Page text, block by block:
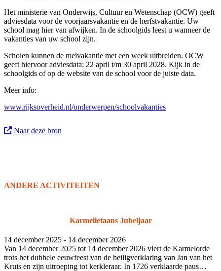
Het ministerie van Onderwijs, Cultuur en Wetenschap (OCW) geeft
adviesdata voor de voorjaarsvakantie en de herfstvakantie. Uw
school mag hier van afwijken. In de schoolgids leest u wanneer de
vakanties van uw school zijn.
Scholen kunnen de meivakantie met een week uitbreiden. OCW
geeft hiervoor adviesdata: 22 april t/m 30 april 2028. Kijk in de
schoolgids of op de website van de school voor de juiste data.
Meer info:
www.rijksoverheid.nl/onderwerpen/schoolvakanties
Naar deze bron
ANDERE ACTIVITEITEN
Karmelietaans Jubeljaar
14 december 2025 - 14 december 2026
Van 14 december 2025 tot 14 december 2026 viert de Karmelorde
trots het dubbele eeuwfeest van de heiligverklaring van Jan van het
Kruis en zijn uitroeping tot kerkleraar. In 1726 verklaarde paus